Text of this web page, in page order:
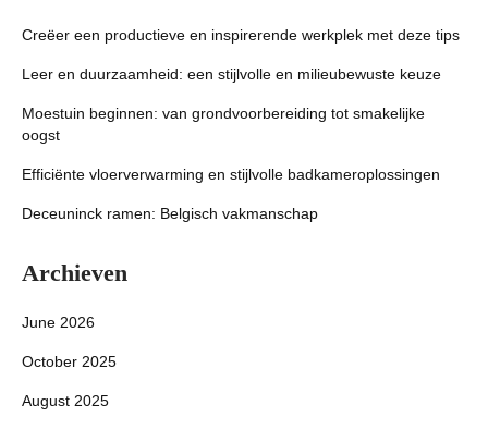
Creëer een productieve en inspirerende werkplek met deze tips
Leer en duurzaamheid: een stijlvolle en milieubewuste keuze
Moestuin beginnen: van grondvoorbereiding tot smakelijke
oogst
Efficiënte vloerverwarming en stijlvolle badkameroplossingen
Deceuninck ramen: Belgisch vakmanschap
Archieven
June 2026
October 2025
August 2025